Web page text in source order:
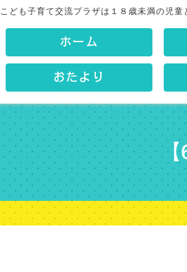
こども子育て交流プラザは１８歳未満の児
ホーム
おたより
【